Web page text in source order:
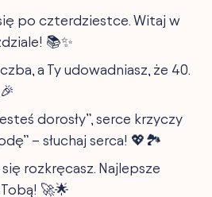
po czterdziestce. Witaj w
📚✨
a Ty udowadniasz, że 40.
dorosły”, serce krzyczy
– słuchaj serca! 💖🏞️
rozkręcasz. Najlepsze
🚀🌟